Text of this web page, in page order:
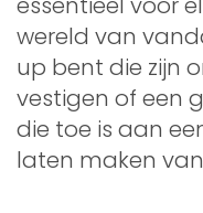
wereld van
up bent die zijn
vestigen of een
die toe is aan
laten maken